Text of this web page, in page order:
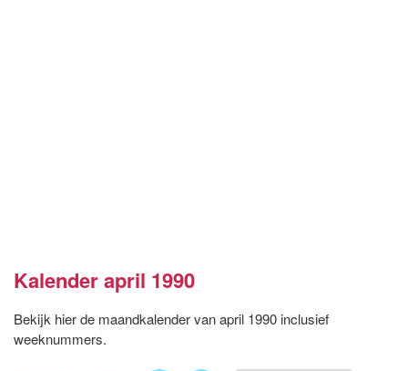
Kalender april 1990
Bekijk hier de maandkalender van april 1990 inclusief
weeknummers.